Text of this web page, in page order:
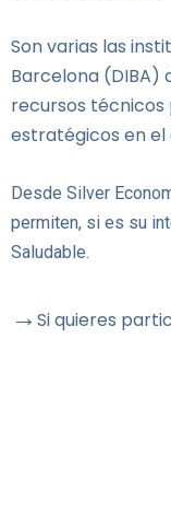
Son varias las
Barcelona (DIBA)
recursos técnicos
estratégicos en el
Desde Silver
permiten, si es su
Saludable.
→ Si quieres